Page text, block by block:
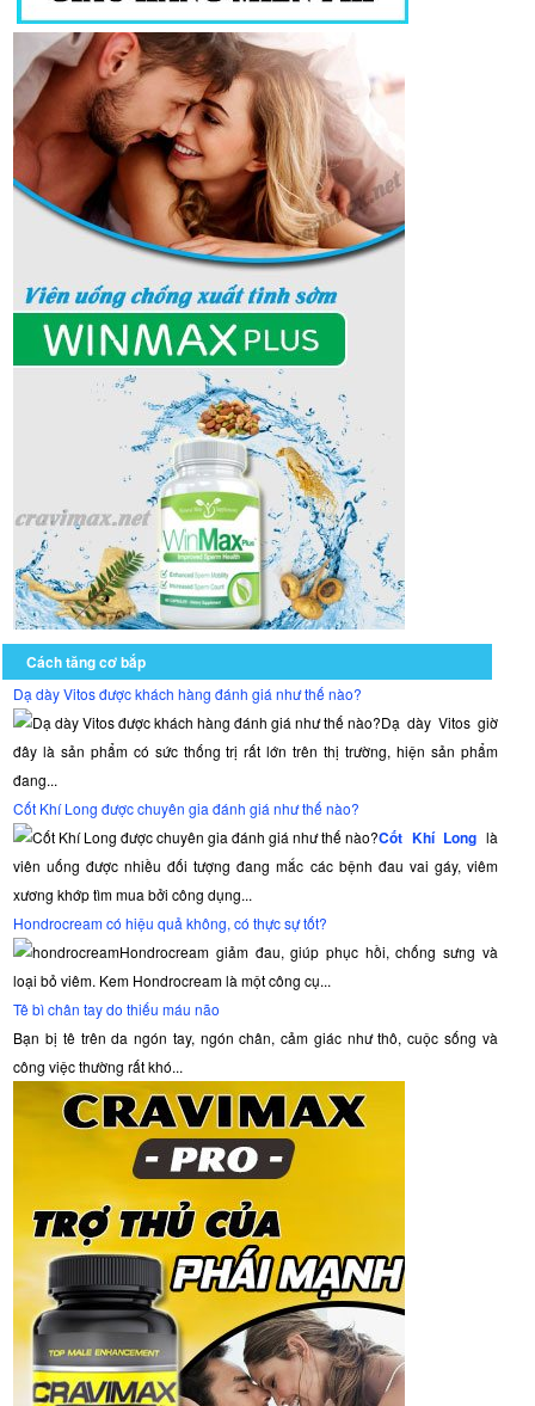
Cách tăng cơ bắp
Dạ dày Vitos được khách hàng đánh giá như thế nào?
Dạ dày Vitos giờ
đây là sản phẩm có sức thống trị rất lớn trên thị trường, hiện sản phẩm
đang...
Cốt Khí Long được chuyên gia đánh giá như thế nào?
Cốt Khí Long là
viên uống được nhiều đối tượng đang mắc các bệnh đau vai gáy, viêm
xương khớp tìm mua bởi công dụng...
Hondrocream có hiệu quả không, có thực sự tốt?
Hondrocream giảm đau, giúp phục hồi, chống sưng và
loại bỏ viêm. Kem Hondrocream là một công cụ...
Tê bì chân tay do thiếu máu não
Bạn bị tê trên da ngón tay, ngón chân, cảm giác như thô, cuộc sống và
công việc thường rất khó...